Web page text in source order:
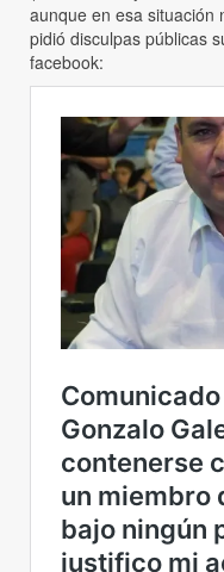
aunque en esa situación
pidió disculpas públicas
facebook: